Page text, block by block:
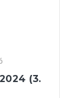
(3.